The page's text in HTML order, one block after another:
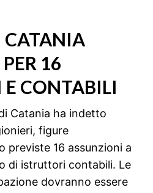
CATANIA
16
CONTABILI
Catania ha indetto
figure
previste 16 assunzioni a
di istruttori contabili. Le
dovranno essere